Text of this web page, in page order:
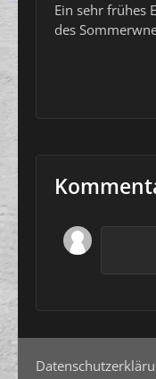
Ein sehr frühes
des